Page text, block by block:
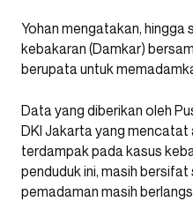
Yohan mengatakan,
kebakaran (Damkar)
berupata untuk
Data yang diberikan oleh
DKI Jakarta yang mencatat
terdampak pada kasus
penduduk ini, masih
pemadaman masih